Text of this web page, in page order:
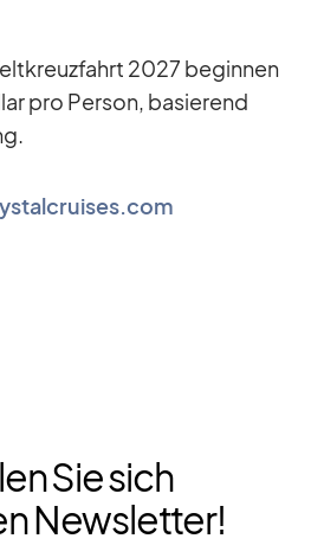
2027 be­gin­nen
pro Per­son, ba­sie­rend
Sie sich
Newsletter!